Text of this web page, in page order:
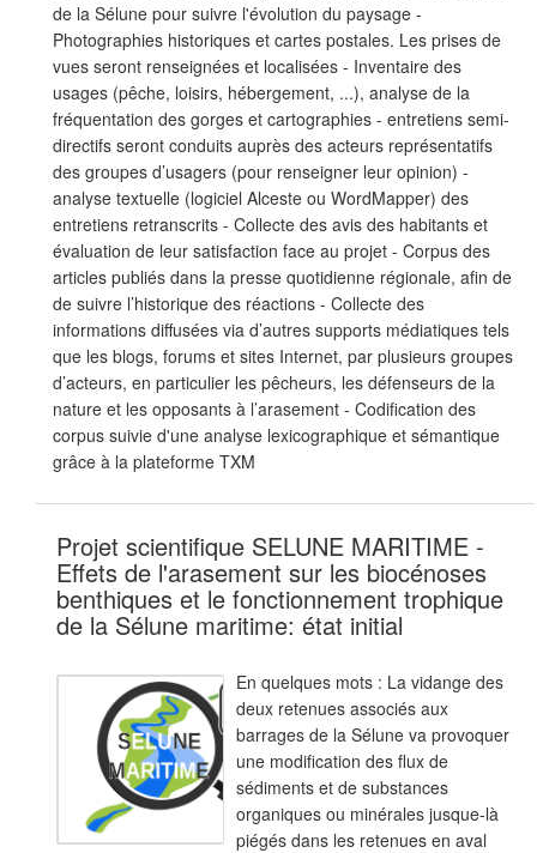
de la Sélune pour suivre l'évolution du paysage -
Photographies historiques et cartes postales. Les prises de
vues seront renseignées et localisées - Inventaire des
usages (pêche, loisirs, hébergement, ...), analyse de la
fréquentation des gorges et cartographies - entretiens semi-
directifs seront conduits auprès des acteurs représentatifs
des groupes d’usagers (pour renseigner leur opinion) -
analyse textuelle (logiciel Alceste ou WordMapper) des
entretiens retranscrits - Collecte des avis des habitants et
évaluation de leur satisfaction face au projet - Corpus des
articles publiés dans la presse quotidienne régionale, afin de
de suivre l’historique des réactions - Collecte des
informations diffusées via d’autres supports médiatiques tels
que les blogs, forums et sites Internet, par plusieurs groupes
d’acteurs, en particulier les pêcheurs, les défenseurs de la
nature et les opposants à l’arasement - Codification des
corpus suivie d'une analyse lexicographique et sémantique
grâce à la plateforme TXM
Projet scientifique SELUNE MARITIME -
Effets de l'arasement sur les biocénoses
benthiques et le fonctionnement trophique
de la Sélune maritime: état initial
En quelques mots : La vidange des
deux retenues associés aux
barrages de la Sélune va provoquer
une modification des flux de
sédiments et de substances
organiques ou minérales jusque-là
piégés dans les retenues en aval